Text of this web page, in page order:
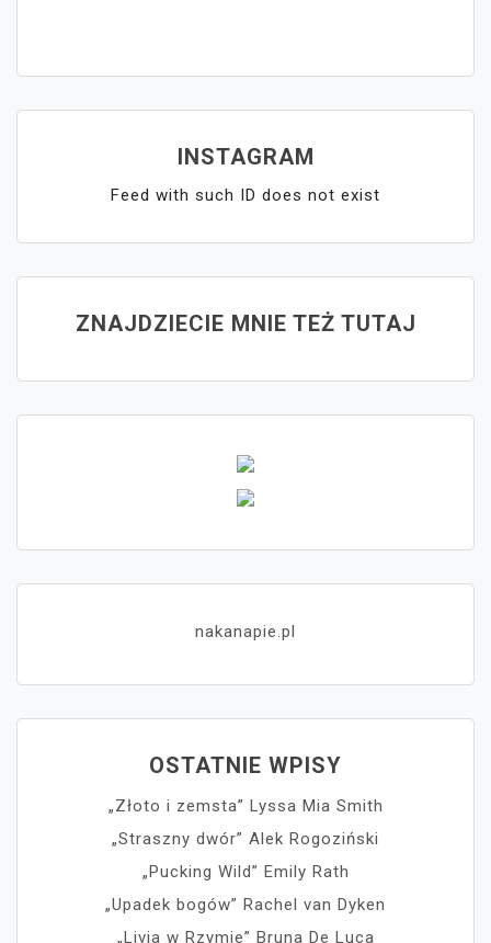
INSTAGRAM
Feed with such ID does not exist
ZNAJDZIECIE MNIE TEŻ TUTAJ
nakanapie.pl
OSTATNIE WPISY
„Złoto i zemsta” Lyssa Mia Smith
„Straszny dwór” Alek Rogoziński
„Pucking Wild” Emily Rath
„Upadek bogów” Rachel van Dyken
„Livia w Rzymie” Bruna De Luca